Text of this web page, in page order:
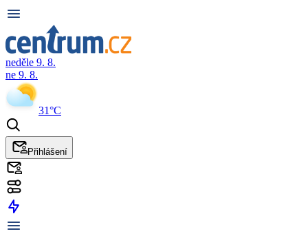
neděle 9. 8.
ne 9. 8.
31°C
Přihlášení